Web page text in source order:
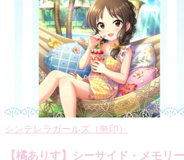
シンデレラガールズ（無印）
【橘ありす】シーサイド・メモリ